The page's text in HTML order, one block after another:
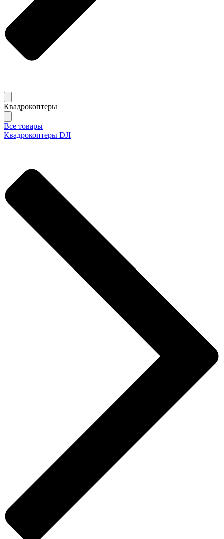
Квадрокоптеры
Все товары
Квадрокоптеры DJI